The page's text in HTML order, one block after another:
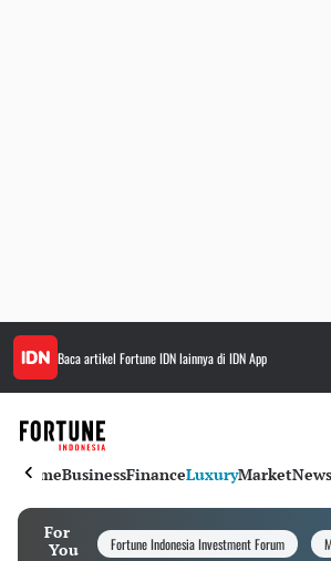
Baca artikel Fortune IDNlainnya di IDN App
HomeBusinessFinanceLuxuryMarketNews
For
You
Fortune Indonesia Investment Forum